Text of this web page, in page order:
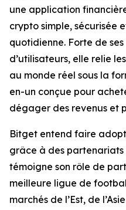
une application
crypto simple, sécurisée
quotidienne. Forte de
d’utilisateurs, elle relie
au monde réel sous la
en-un conçue pour
dégager des revenus et
Bitget entend faire
grâce à des partenariats
témoigne son rôle de
meilleure ligue de
marchés de l’Est, de